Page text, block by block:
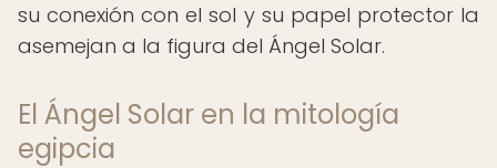
su conexión con el sol y su papel protector la
asemejan a la figura del Ángel Solar.
El Ángel Solar en la mitología
egipcia